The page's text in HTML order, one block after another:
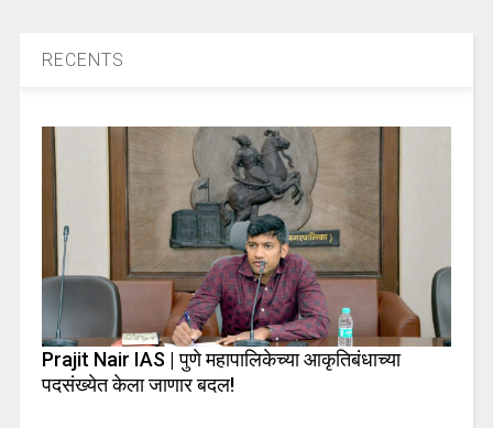
RECENTS
Prajit Nair IAS | पुणे महापालिकेच्या आकृतिबंधाच्या
पदसंख्येत केला जाणार बदल!